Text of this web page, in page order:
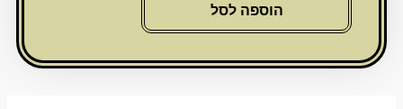
12
כסף
הוספה לסל